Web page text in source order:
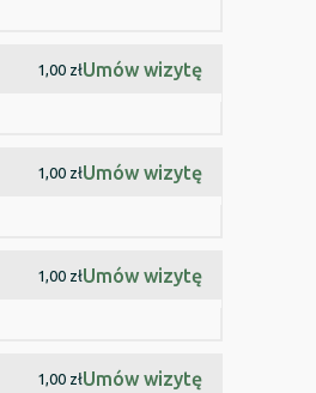
1,00 złUmów wizytę
1,00 złUmów wizytę
1,00 złUmów wizytę
1,00 złUmów wizytę